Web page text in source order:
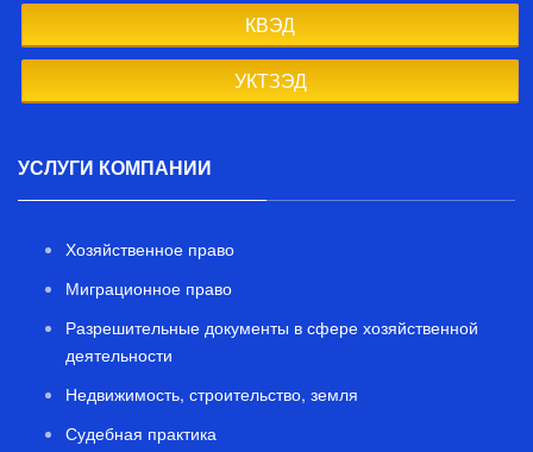
КВЭД
УКТЗЭД
УСЛУГИ КОМПАНИИ
Хозяйственное право
Миграционное право
Разрешительные документы в сфере хозяйственной
деятельности
Недвижимость, строительство, земля
Судебная практика